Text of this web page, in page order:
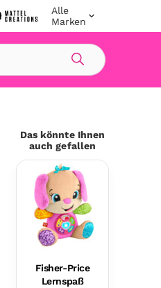
Alle
Marken
Suche
Das könnte Ihnen
auch gefallen
Fisher-Price
Lernspaß